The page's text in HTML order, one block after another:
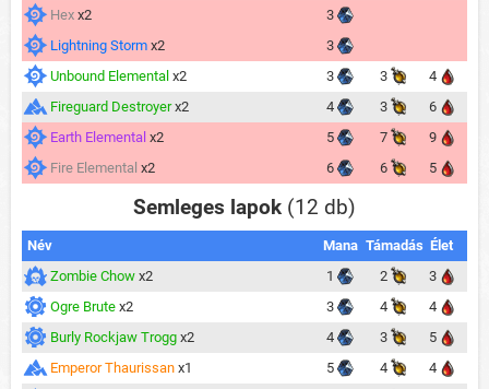
Hex x2
3
Lightning Storm x2
3
Unbound Elemental x2 3 3
4
Fireguard Destroyer x2 4 3
6
Earth Elemental x2 5 7
9
Fire Elemental x2 6 6 5
Semleges lapok (12 db)
Név Mana Támadás Élet
Zombie Chow x2 1 2
3
Ogre Brute x2 3 4
4
Burly Rockjaw Trogg x2 4 3
5
Emperor Thaurissan x1 5 4
4